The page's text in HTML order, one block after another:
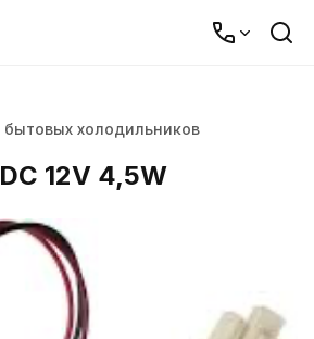
холодильников
12V 4,5W